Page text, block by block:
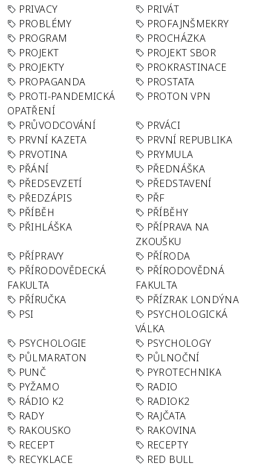
PRIVACY
PRIVÁT
PROBLÉMY
PROFAJNŠMEKRY
PROGRAM
PROCHÁZKA
PROJEKT
PROJEKT SBOR
PROJEKTY
PROKRASTINACE
PROPAGANDA
PROSTATA
PROTI-PANDEMICKÁ
OPATŘENÍ
PROTON VPN
PRŮVODCOVÁNÍ
PRVÁCI
PRVNÍ KAZETA
PRVNÍ REPUBLIKA
PRVOTINA
PRYMULA
PŘÁNÍ
PŘEDNÁŠKA
PŘEDSEVZETÍ
PŘEDSTAVENÍ
PŘEDZÁPIS
PŘF
PŘÍBĚH
PŘÍBĚHY
PŘIHLÁŠKA
PŘÍPRAVA NA
ZKOUŠKU
PŘÍPRAVY
PŘÍRODA
PŘÍRODOVĚDECKÁ
FAKULTA
PŘÍRODOVĚDNÁ
FAKULTA
PŘÍRUČKA
PŘÍZRAK LONDÝNA
PSI
PSYCHOLOGICKÁ
VÁLKA
PSYCHOLOGIE
PSYCHOLOGY
PŮLMARATON
PŮLNOČNÍ
PUNČ
PYROTECHNIKA
PYŽAMO
RADIO
RÁDIO K2
RADIOK2
RADY
RAJČATA
RAKOUSKO
RAKOVINA
RECEPT
RECEPTY
RECYKLACE
RED BULL